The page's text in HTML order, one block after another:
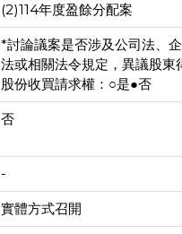
(2)114年度盈餘分配案
*討論議案是否涉及公司法、
法或相關法令規定，異議股東
股份收買請求權：○是●否
否
-
實體方式召開